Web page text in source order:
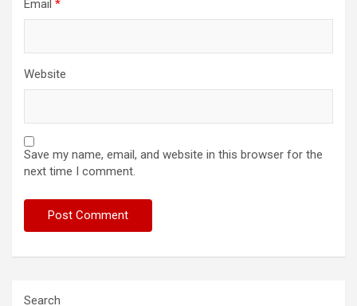
Email *
Website
Save my name, email, and website in this browser for the
next time I comment.
Search